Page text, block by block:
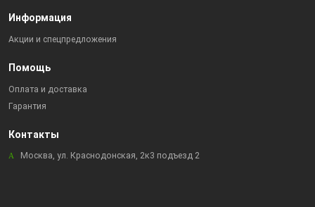
Информация
Акции и спецпредложения
Помощь
Оплата и доставка
Гарантия
Контакты
Москва, ул. Краснодонская, 2к3 подъезд 2